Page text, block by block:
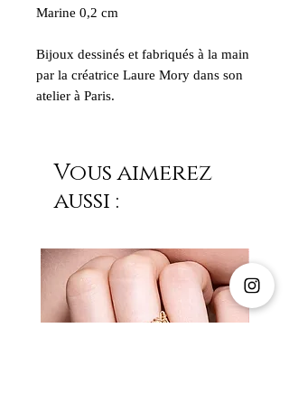
Marine 0,2 cm
Bijoux dessinés et fabriqués à la main
par la créatrice Laure Mory dans son
atelier à Paris.
Vous aimerez
aussi :